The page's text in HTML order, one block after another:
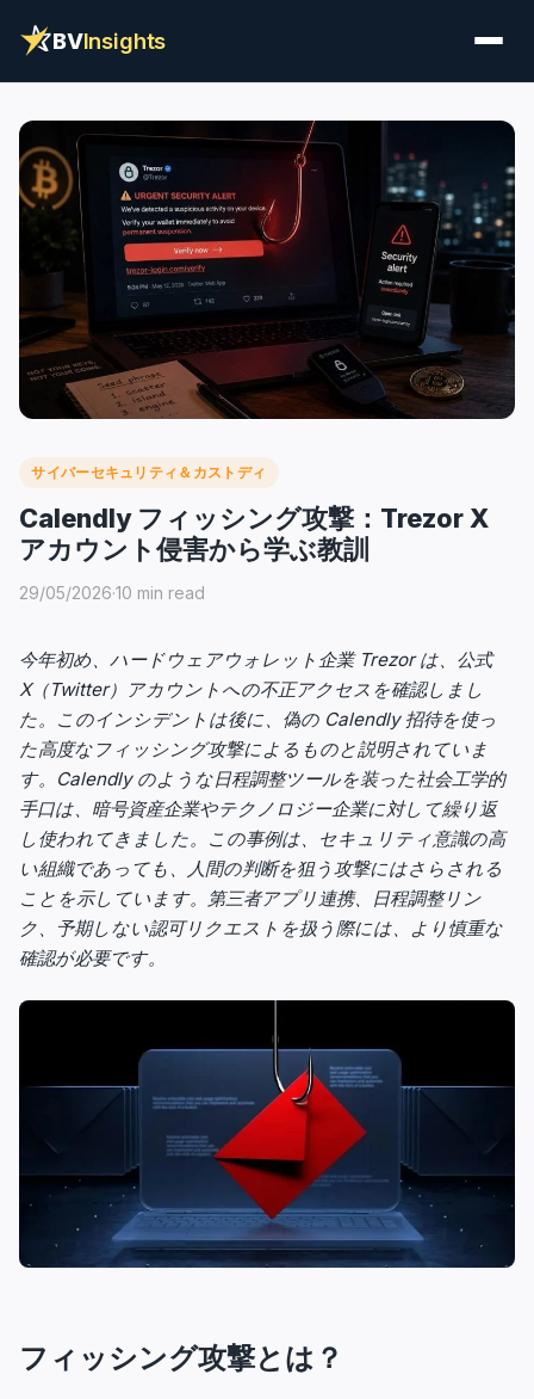
BVInsights
サイバーセキュリティ＆カストディ
Calendly フィッシング攻撃：Trezor X
アカウント侵害から学ぶ教訓
29/05/2026·10 min read
今年初め、ハードウェアウォレット企業 Trezor は、公式
X（Twitter）アカウントへの不正アクセスを確認しまし
た。このインシデントは後に、偽の Calendly 招待を使っ
た高度なフィッシング攻撃によるものと説明されていま
す。Calendly のような日程調整ツールを装った社会工学的
手口は、暗号資産企業やテクノロジー企業に対して繰り返
し使われてきました。この事例は、セキュリティ意識の高
い組織であっても、人間の判断を狙う攻撃にはさらされる
ことを示しています。第三者アプリ連携、日程調整リン
ク、予期しない認可リクエストを扱う際には、より慎重な
確認が必要です。
フィッシング攻撃とは？